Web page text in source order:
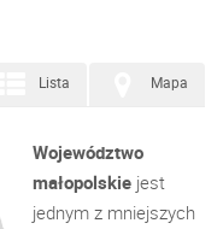
Mapa
Lista
Województwo
małopolskie jest
jednym z mniejszych